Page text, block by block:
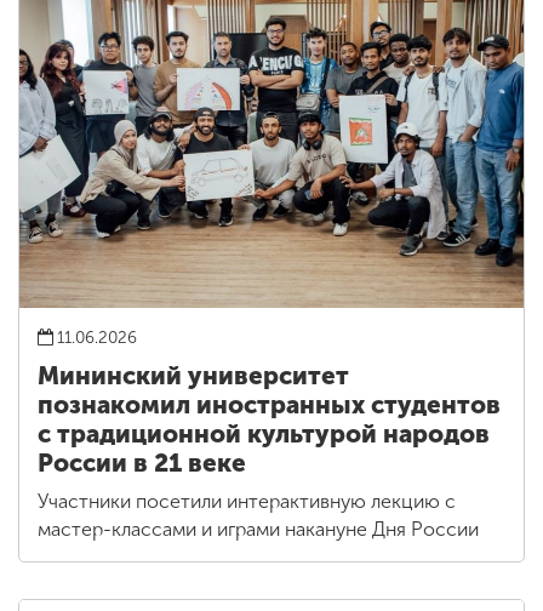
11.06.2026
Мининский университет
познакомил иностранных студентов
с традиционной культурой народов
России в 21 веке
Участники посетили интерактивную лекцию с
мастер-классами и играми накануне Дня России